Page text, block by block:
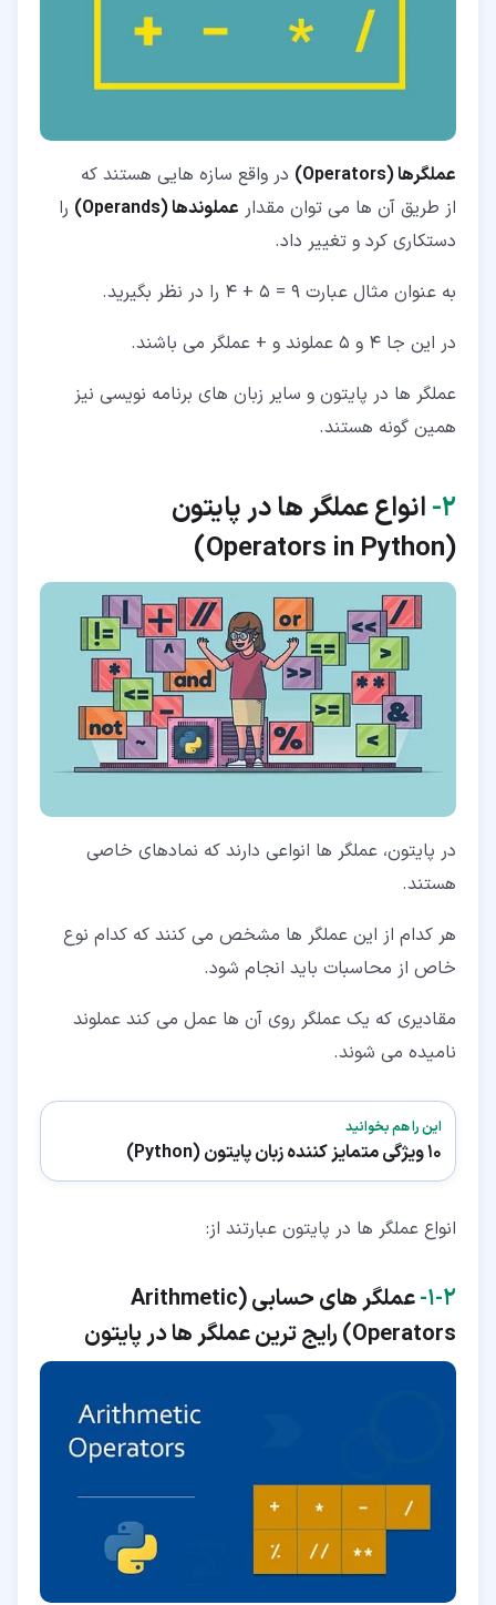
عملگرها (Operators)
در واقع سازه هایی هستند که
از طریق آن ها می توان مقدار عملوندها (Operands)
را
دستکاری کرد و تغییر داد.
به عنوان مثال عبارت 9 = 5 + 4 را در نظر بگیرید.
در این جا 4 و 5 عملوند و + عملگر می باشند.
عملگر ها در پایتون و سایر زبان های برنامه نویسی نیز
همین گونه هستند.
۲‏- انواع عملگر ها در پایتون
(Operators in Python)
در پایتون، عملگر ها انواعی دارند که نمادهای خاصی
هستند.
هر کدام از این عملگر ها مشخص می کنند که کدام نوع
خاص از محاسبات باید انجام شود.
مقادیری که یک عملگر روی آن ها عمل می کند عملوند
نامیده می شوند.
این را هم بخوانید
10 ویژگی متمایز کننده زبان پایتون (Python)
انواع عملگر ها در پایتون عبارتند از:
۲‏-‏۱‏- عملگر های حسابی (Arithmetic
Operators) رایج ترین عملگر ها در پایتون